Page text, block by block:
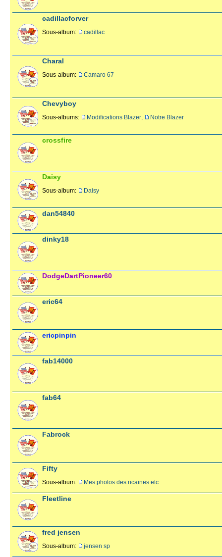
cadillacforver
Sous-album: cadillac
Charal
Sous-album: Camaro 67
Chevyboy
Sous-albums: Modifications Blazer Notre Blazer
crossfire
Daisy
Sous-album: Daisy
dan54840
dinky18
DodgeDartPioneer60
eric64
ericpinpin
fab14000
fab64
Fabrock
Fifty
Sous-album: Mes photos des ricaines etc
Fleetline
fred jensen
Sous-album: jensen sp